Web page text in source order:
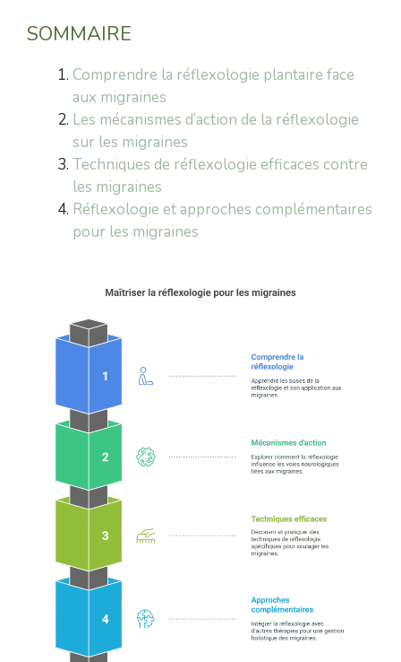
SOMMAIRE
Comprendre la réflexologie plantaire face
aux migraines
Les mécanismes d’action de la réflexologie
sur les migraines
Techniques de réflexologie efficaces contre
les migraines
Réflexologie et approches complémentaires
pour les migraines